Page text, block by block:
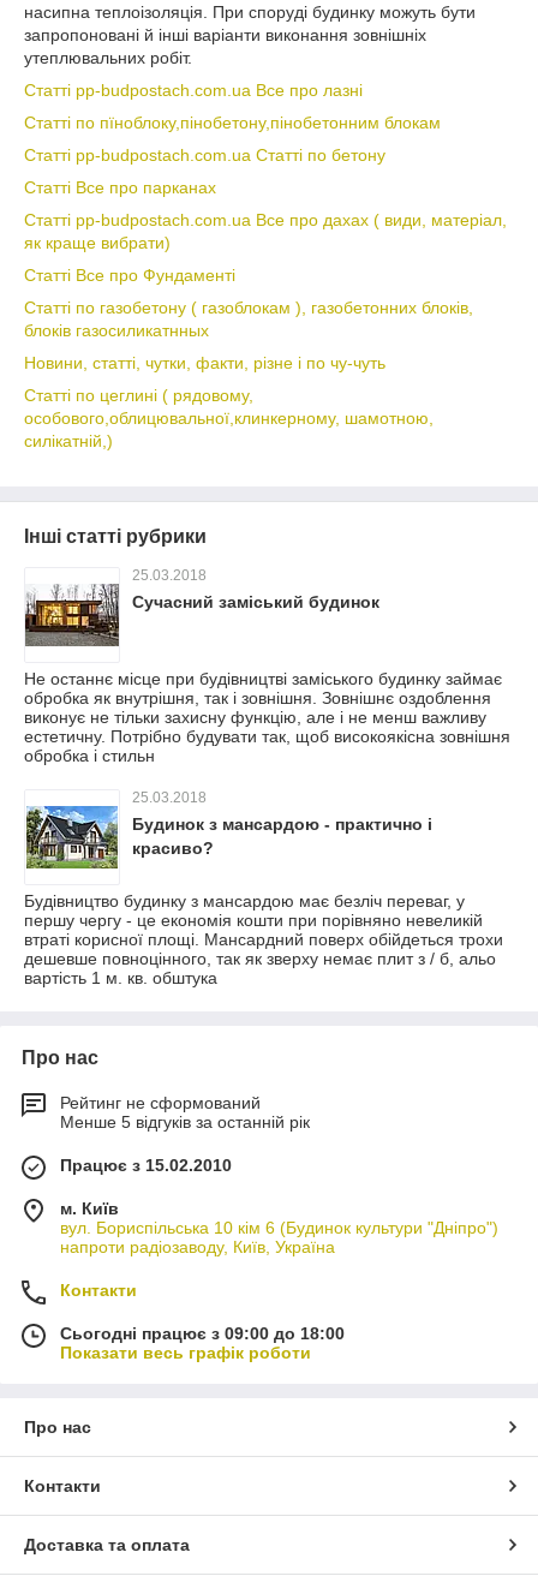
насипна теплоізоляція. При споруді будинку можуть бути
запропоновані й інші варіанти виконання зовнішніх
утеплювальних робіт.
Статті pp-budpostach.com.ua Все про лазні
Статті по пїноблоку,пінобетону,пінобетонним блокам
Статті pp-budpostach.com.ua Статті по бетону
Статті Все про парканах
Статті pp-budpostach.com.ua Все про дахах ( види, матеріал,
як краще вибрати)
Статті Все про Фундаменті
Статті по газобетону ( газоблокам ), газобетонних блоків,
блоків газосиликатнных
Новини, статті, чутки, факти, різне і по чу-чуть
Статті по цеглині ( рядовому,
особового,облицювальної,клинкерному, шамотною,
силікатній,)
Інші статті рубрики
25.03.2018
Сучасний заміський будинок
Не останнє місце при будівництві заміського будинку займає
обробка як внутрішня, так і зовнішня. Зовнішнє оздоблення
виконує не тільки захисну функцію, але і не менш важливу
естетичну. Потрібно будувати так, щоб високоякісна зовнішня
обробка і стильн
25.03.2018
Будинок з мансардою - практично і
красиво?
Будівництво будинку з мансардою має безліч переваг, у
першу чергу - це економія кошти при порівняно невеликій
втраті корисної площі. Мансардний поверх обійдеться трохи
дешевше повноцінного, так як зверху немає плит з / б, альо
вартість 1 м. кв. обштука
Про нас
Рейтинг не сформований
Менше 5 відгуків за останній рік
Працює з 15.02.2010
м. Київ
вул. Бориспільська 10 кім 6 (Будинок культури "Дніпро")
напроти радіозаводу, Київ, Україна
Контакти
Сьогодні працює з 09:00 до 18:00
Показати весь графік роботи
Про нас
Контакти
Доставка та оплата